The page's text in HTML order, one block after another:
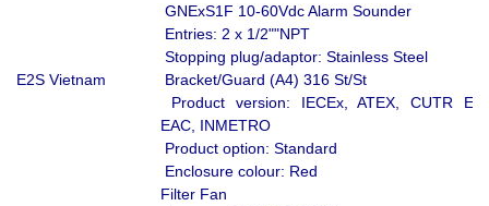
E2S Vietnam
GNExS1F 10-60Vdc Alarm Sounder
Entries: 2 x 1/2""NPT
Stopping plug/adaptor: Stainless Steel
Bracket/Guard (A4) 316 St/St
Product version: IECEx, ATEX, CUTR Ex
EAC, INMETRO
Product option: Standard
Enclosure colour: Red
Filter Fan